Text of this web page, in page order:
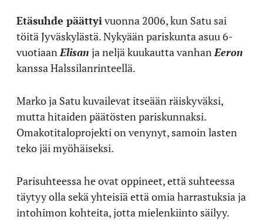
Etäsuhde päättyi vuonna 2006, kun Satu sai
töitä Jyväskylästä. Nykyään pariskunta asuu 6-
vuotiaan Elisan ja neljä kuukautta vanhan Eeron
kanssa Halssilanrinteellä.
Marko ja Satu kuvailevat itseään räiskyväksi,
mutta hitaiden päätösten pariskunnaksi.
Omakotitaloprojekti on venynyt, samoin lasten
teko jäi myöhäiseksi.
Parisuhteessa he ovat oppineet, että suhteessa
täytyy olla sekä yhteisiä että omia harrastuksia ja
intohimon kohteita, jotta mielenkiinto säilyy.